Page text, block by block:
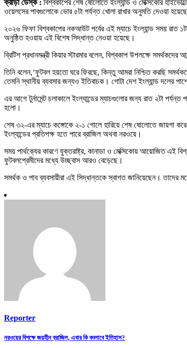
ক্রীড়া ডেস্ক : বিশ্বকাপের শেষ ষোলোতে ইংল্যান্ড ও মেক্সিকোর
ওয়েলসের পাবগুলোকে ভোর ৫টা পর্যন্ত খোলা রাখার অনুমতি দেওয়া
২০২৬ ফিফা বিশ্বকাপের নকআউট পর্বের এই ম্যাচে ইংল্যান্ড সময় রাত
অনুষ্ঠিত হওয়ায় এই বিশেষ সিদ্ধান্ত নেওয়া হয়েছে।
ব্রিটিশ প্রধানমন্ত্রী কিয়ার স্টারমার বলেন, বিশ্বকাপ উপলক্ষে
তিনি বলেন,‘ফুটবল হয়তো ঘরে ফিরছে, কিন্তু আমরা নিশ্চিত করছি
তেমনি স্থানীয় ব্যবসার জন্যও ইতিবাচক। গোটা দেশ ইংল্যান্ড দলের
এর আগে টুর্নামেন্ট চলাকালে ইংল্যান্ডের ম্যাচগুলোর জন্য রাত ২টা পর্যন্ত
হলো।
শেষ ৩২-এর ম্যাচে কঙ্গোকে ২-১ গোলে হারিয়ে শেষ ষোলোতে জায়গা করে
ইংল্যান্ডের প্রতিপক্ষ হতে পারে ব্রাজিল অথবা নরওয়ে।
সময় পার্থক্যের কারণে যুক্তরাষ্ট্র, কানাডা ও মেক্সিকোয় আয়োজিত এই
ফুটবলপ্রেমীদের মধ্যে উচ্ছ্বাস আরও বেড়েছে।
সমর্থক ও পাব ব্যবসায়ীরা এই সিদ্ধান্তকে স্বাগত জানিয়েছেন। তাদের
Reporter
Post
নরওয়ের বিপক্ষে জয়হীন ব্রাজিল, এবার কি বদলাবে ইতিহাস?